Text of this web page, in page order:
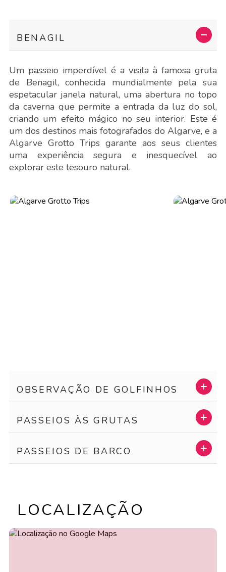
BENAGIL
Um passeio imperdível é a visita à famosa gruta
de Benagil, conhecida mundialmente pela sua
espetacular janela natural, uma abertura no topo
da caverna que permite a entrada da luz do sol,
criando um efeito mágico no seu interior. Este é
um dos destinos mais fotografados do Algarve, e a
Algarve Grotto Trips garante aos seus clientes
uma experiência segura e inesquecível ao
explorar este tesouro natural.
OBSERVAÇÃO DE GOLFINHOS
PASSEIOS ÀS GRUTAS
PASSEIOS DE BARCO
LOCALIZAÇÃO